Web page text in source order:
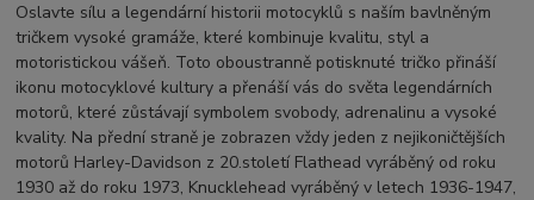
Oslavte sílu a legendární historii motocyklů s naším bavlněným
tričkem vysoké gramáže, které kombinuje kvalitu, styl a
motoristickou vášeň. Toto oboustranně potisknuté tričko přináší
ikonu motocyklové kultury a přenáší vás do světa legendárních
motorů, které zůstávají symbolem svobody, adrenalinu a vysoké
kvality. Na přední straně je zobrazen vždy jeden z nejikoničtějších
motorů Harley-Davidson z 20.století Flathead vyráběný od roku
1930 až do roku 1973, Knucklehead vyráběný v letech 1936-1947,